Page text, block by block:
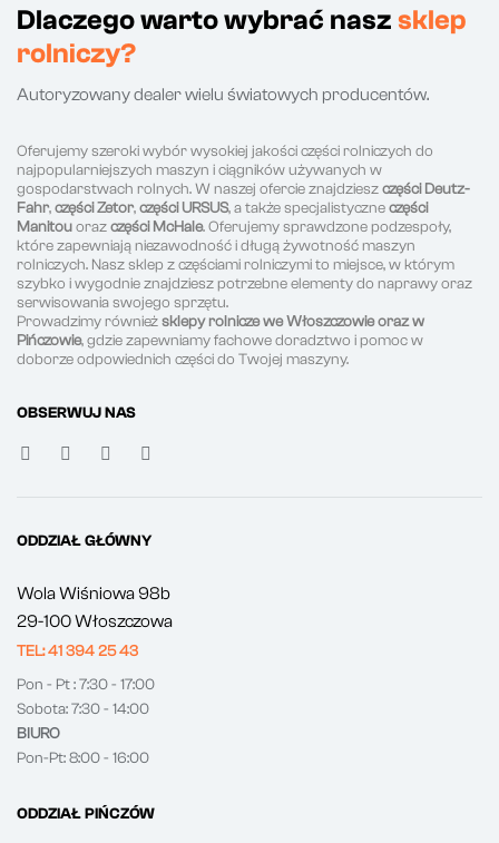
Dlaczego warto wybrać nasz sklep
rolniczy?
Autoryzowany dealer wielu światowych producentów.
Oferujemy szeroki wybór wysokiej jakości części rolniczych do
najpopularniejszych maszyn i ciągników używanych w
gospodarstwach rolnych. W naszej ofercie znajdzieszczęści Deutz-
Fahr,części Zetor,części URSUS, a także specjalistyczneczęści
Manitouorazczęści McHale. Oferujemy sprawdzone podzespoły,
które zapewniają niezawodność i długą żywotność maszyn
rolniczych. Nasz sklep z częściami rolniczymi to miejsce, w którym
szybko i wygodnie znajdziesz potrzebne elementy do naprawy oraz
serwisowania swojego sprzętu.
Prowadzimy równieżsklepy rolnicze we Włoszczowie oraz w
Pińczowie, gdzie zapewniamy fachowe doradztwo i pomoc w
doborze odpowiednich części do Twojej maszyny.
OBSERWUJ NAS
ODDZIAŁ GŁÓWNY
Wola Wiśniowa 98b
29-100 Włoszczowa
TEL: 41 394 25 43
Pon - Pt : 7:30 - 17:00
Sobota: 7:30 - 14:00
BIURO
Pon-Pt: 8:00 - 16:00
ODDZIAŁ PIŃCZÓW